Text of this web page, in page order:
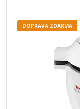
DOPRAVA ZDARMA